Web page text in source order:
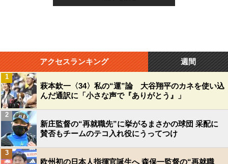
アクセスランキング 週間
萩本欽一〈34〉私の“運”論 大谷翔平のカネを使い込
んだ通訳に「小さな声で『ありがとう』」
1
新庄監督の“再就職先”に挙がるまさかの球団 采配に
賛否もチームのテコ入れ役にうってつけ
2
欧州初の日本人指揮官誕生へ 森保一監督の“再就職
3